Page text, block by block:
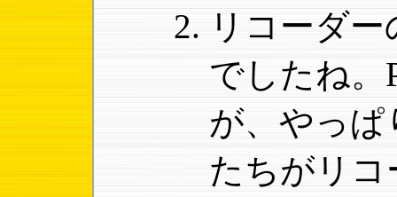
リコーダ
でしたね。
が、やっぱ
たちがリ